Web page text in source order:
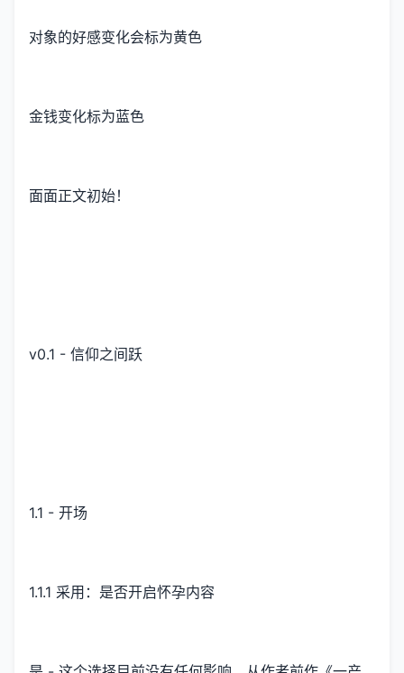
对象的好感变化会标为黄色
金钱变化标为蓝色
面面正文初始！
v0.1 - 信仰之间跃
1.1 - 开场
1.1.1 采用：是否开启怀孕内容